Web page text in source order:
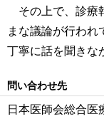
その上で、診療
まな議論が行われ
丁寧に話を聞きな
問い合わせ先
日本医師会総合